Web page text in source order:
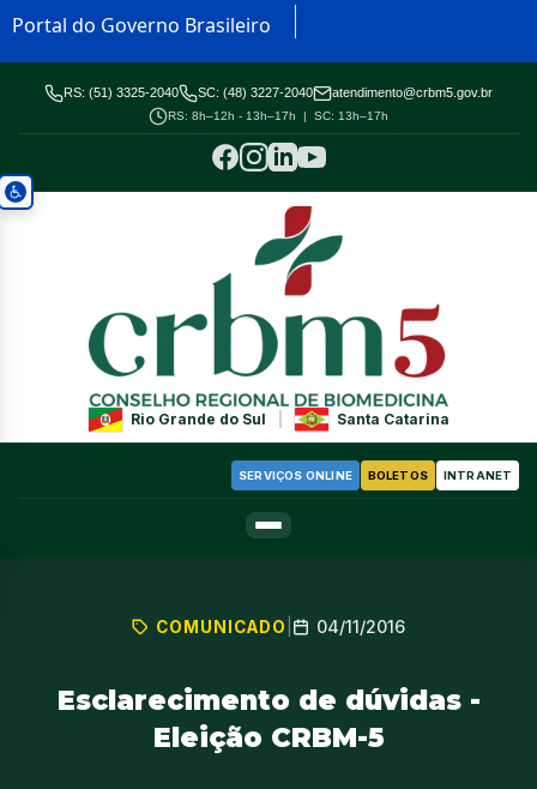
Portal do Governo Brasileiro
RS: (51) 3325-2040 SC: (48) 3227-2040 atendimento@crbm5.gov.br
RS: 8h–12h - 13h–17h | SC: 13h–17h
Rio Grande do Sul Santa Catarina
SERVIÇOS ONLINE BOLETOS INTRANET
COMUNICADO 04/11/2016
Esclarecimento de dúvidas -
Eleição CRBM-5